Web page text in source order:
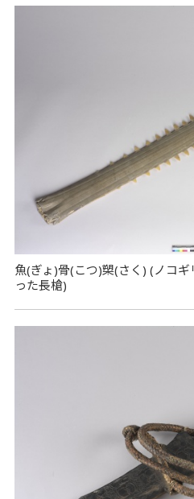
魚(ぎょ)骨(こつ)槊(さく) (ノコ
った長槍)